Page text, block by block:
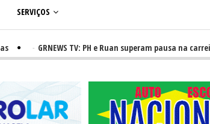
SERVIÇOS
GRNEWS TV: PH e Ruan superam pausa na carreira